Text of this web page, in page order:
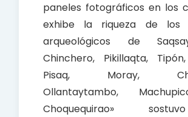
paneles fotográficos en los
exhibe la riqueza de los
arqueológicos de
Chinchero, Pikillaqta,
Pisaq, Moray,
Ollantaytambo,
Choquequirao»